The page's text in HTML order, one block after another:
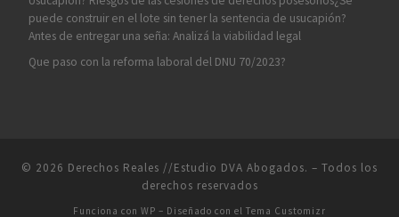
puede construir en el lote sin tener la sentencia de usucapión?
Antes de entregar una seña: Analizá la viabilidad legal
Que paso con la reforma laboral del DNU 70/2023?
© 2026 Derechos Reales //Estudio DVA Abogados. – Todos los
derechos reservados
Funciona con WP – Diseñado con el Tema Customizr